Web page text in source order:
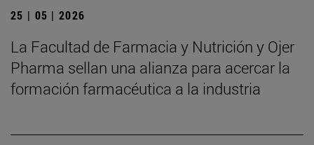
25 | 05 | 2026
La Facultad de Farmacia y Nutrición y Ojer
Pharma sellan una alianza para acercar la
formación farmacéutica a la industria